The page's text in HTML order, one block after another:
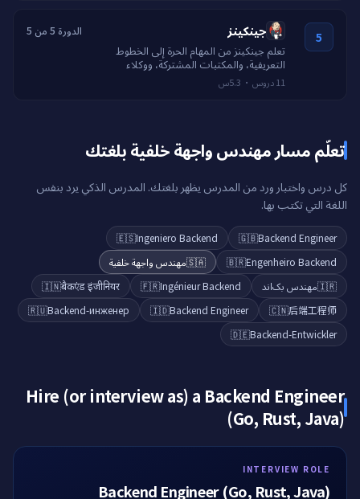
5 جينكينز
تعلم جينكينز من المهام الحرة إلى الخطوط
التعريفية، والمكتبات المشتركة، ووكلاء
Docker، وخطوط الأنابيب كرمز.
11 دروس · 5.3س
الدورة 5 من 5
تعلّم مسار مهندس واجهة خلفية بلغتك
كل درس واختبار ورد من المدرس يظهر بلغتك. المدرس الذكي يرد بنفس
اللغة التي تكتب بها.
🇬🇧Backend Engineer
🇪🇸Ingeniero Backend
🇧🇷Engenheiro Backend
🇸🇦مهندس واجهة خلفية
🇮🇷مهندس بک‌اند 🇫🇷Ingénieur Backend
🇮🇳बैकएंड इंजीनियर
🇨🇳后端工程师
🇮🇩Backend Engineer
🇷🇺Backend-инженер
🇩🇪Backend-Entwickler
Hire (or interview as) a Backend Engineer
(Go, Rust, Java)
INTERVIEW ROLE
Backend Engineer (Go, Rust, Java)